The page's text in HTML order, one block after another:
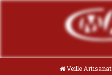
Veille Artisanat